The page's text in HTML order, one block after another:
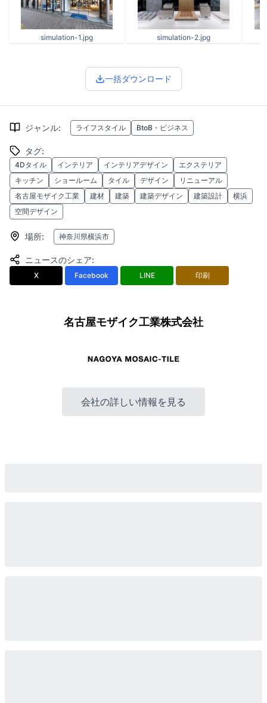
simulation-1.jpg simulation-2.jpg
一括ダウンロード
ジャンル: ライフスタイル BtoB・ビジネス
タグ:
4Dタイル インテリア インテリアデザイン
エクステリア
キッチン
ショールーム タイル デザイン
リニューアル
名古屋モザイク工業
建材 建築 建築デザイン 建築設計
横浜
空間デザイン
場所: 神奈川県横浜市
ニュースのシェア:
X Facebook LINE 印刷
名古屋モザイク工業株式会社
会社の詳しい情報を見る